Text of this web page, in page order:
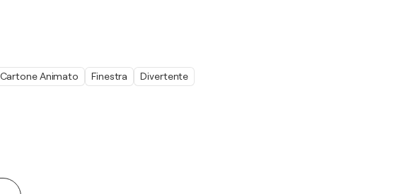
Cartone Animato Finestra Divertente